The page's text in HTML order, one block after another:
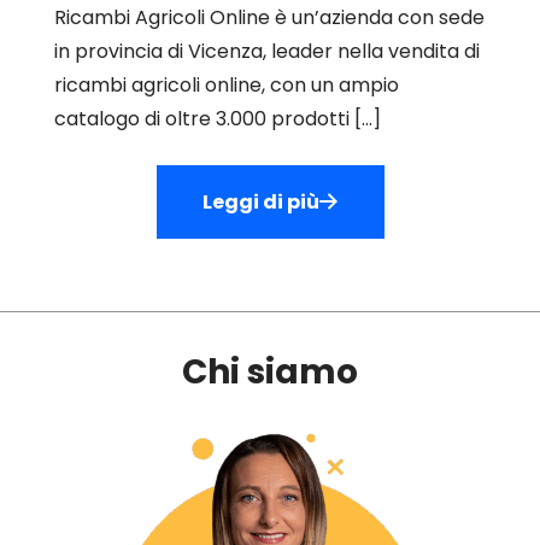
Ricambi Agricoli Online è un’azienda con sede
in provincia di Vicenza, leader nella vendita di
ricambi agricoli online, con un ampio
catalogo di oltre 3.000 prodotti […]
Leggi di più
Chi siamo